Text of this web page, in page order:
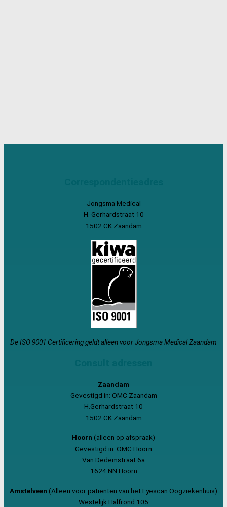
Jongsma Medical
H. Gerhardstraat 10
1502 CK Zaandam
De ISO 9001 Certificering geldt alleen voor Jongsma Medical Zaandam
Zaandam
Gevestigd in: OMC Zaandam
H.Gerhardstraat 10
1502 CK Zaandam
Hoorn (alleen op afspraak)
Gevestigd in: OMC Hoorn
Van Dedemstraat 6a
1624 NN Hoorn
Amstelveen (Alleen voor patiënten van het Eyescan Oogziekenhuis)
Westelijk Halfrond 105